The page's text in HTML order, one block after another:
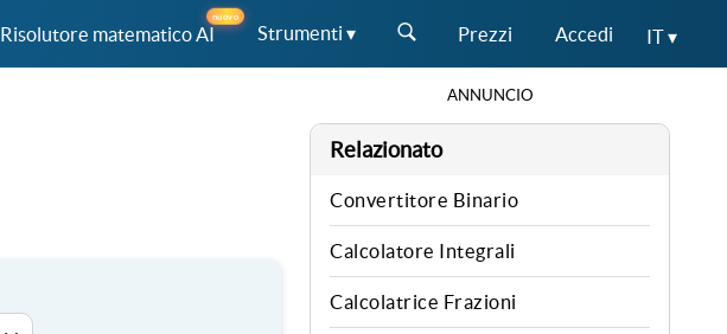
Risolutore matematico AI
nuovo
Strumenti ▾ Prezzi Accedi IT ▾
ANNUNCIO
Relazionato
Convertitore Binario
Calcolatore Integrali
Calcolatrice Frazioni